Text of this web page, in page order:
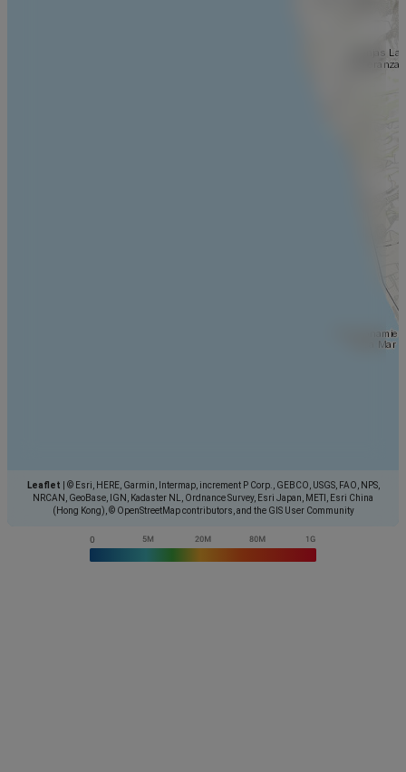
Leaflet
© Esri, HERE, Garmin, Intermap, increment P Corp., GEBCO, USGS, FAO, NPS,
NRCAN, GeoBase, IGN, Kadaster NL, Ordnance Survey, Esri Japan, METI, Esri China
(Hong Kong), © OpenStreetMap contributors, and the GIS User Community